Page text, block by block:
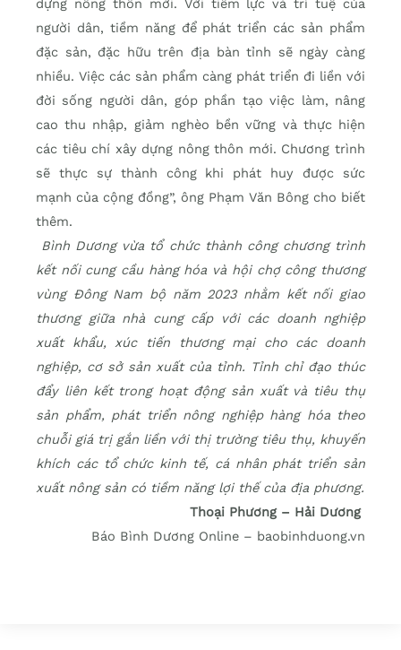
dựng nông thôn mới. Với tiềm lực và trí tuệ của
người dân, tiềm năng để phát triển các sản phẩm
đặc sản, đặc hữu trên địa bàn tỉnh sẽ ngày càng
nhiều. Việc các sản phẩm càng phát triển đi liền với
đời sống người dân, góp phần tạo việc làm, nâng
cao thu nhập, giảm nghèo bền vững và thực hiện
các tiêu chí xây dựng nông thôn mới. Chương trình
sẽ thực sự thành công khi phát huy được sức
mạnh của cộng đồng”, ông Phạm Văn Bông cho biết
thêm.
Bình Dương vừa tổ chức thành công chương trình
kết nối cung cầu hàng hóa và hội chợ công thương
vùng Đông Nam bộ năm 2023 nhằm kết nối giao
thương giữa nhà cung cấp với các doanh nghiệp
xuất khẩu, xúc tiến thương mại cho các doanh
nghiệp, cơ sở sản xuất của tỉnh. Tỉnh chỉ đạo thúc
đẩy liên kết trong hoạt động sản xuất và tiêu thụ
sản phẩm, phát triển nông nghiệp hàng hóa theo
chuỗi giá trị gắn liền với thị trường tiêu thụ, khuyến
khích các tổ chức kinh tế, cá nhân phát triển sản
xuất nông sản có tiềm năng lợi thế của địa phương.
Thoại Phương – Hải Dương
Báo Bình Dương Online – baobinhduong.vn